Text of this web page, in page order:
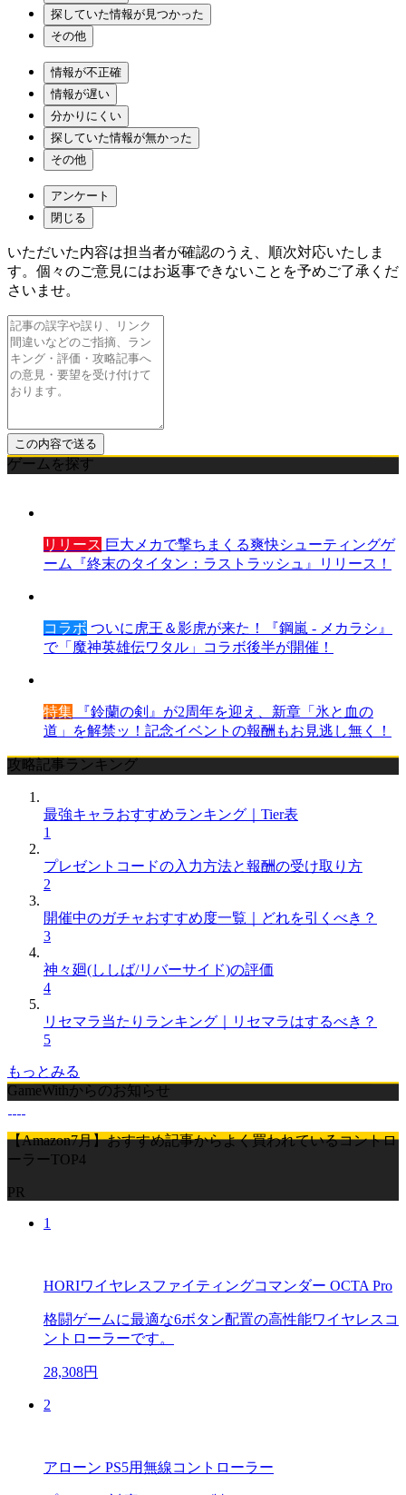
探していた情報が見つかった
その他
情報が不正確
情報が遅い
分かりにくい
探していた情報が無かった
その他
アンケート
閉じる
いただいた内容は担当者が確認のうえ、順次対応いたしま
す。個々のご意見にはお返事できないことを予めご了承くだ
さいませ。
ゲームを探す
リリース 巨大メカで撃ちまくる爽快シューティングゲ
ーム『終末のタイタン：ラストラッシュ』リリース！
コラボ ついに虎王＆影虎が来た！『鋼嵐 - メカラシ』
で「魔神英雄伝ワタル」コラボ後半が開催！
特集 『鈴蘭の剣』が2周年を迎え、新章「氷と血の
道」を解禁ッ！記念イベントの報酬もお見逃し無く！
攻略記事ランキング
最強キャラおすすめランキング｜Tier表
1
プレゼントコードの入力方法と報酬の受け取り方
2
開催中のガチャおすすめ度一覧｜どれを引くべき？
3
神々廻(ししば/リバーサイド)の評価
4
リセマラ当たりランキング｜リセマラはするべき？
5
もっとみる
GameWithからのお知らせ
【Amazon7月】おすすめ記事からよく買われているコントロ
ーラーTOP4
PR
1
HORIワイヤレスファイティングコマンダー OCTA Pro
格闘ゲームに最適な6ボタン配置の高性能ワイヤレスコ
ントローラーです。
28,308円
2
アローン PS5用無線コントローラー